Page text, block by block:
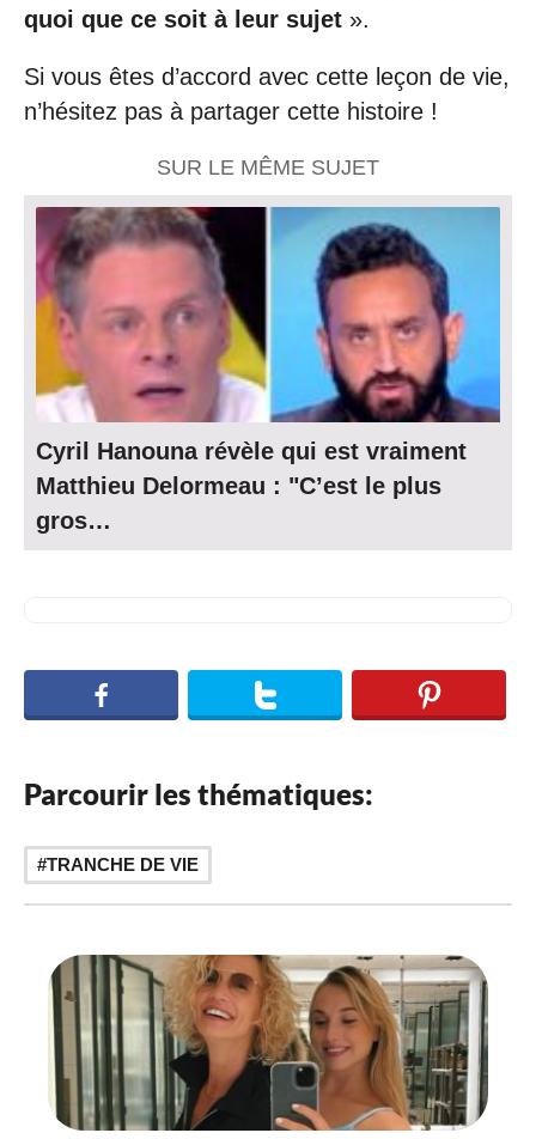
quoi que ce soit à leur sujet ».
Si vous êtes d’accord avec cette leçon de vie,
n’hésitez pas à partager cette histoire !
SUR LE MÊME SUJET
Cyril Hanouna révèle qui est vraiment
Matthieu Delormeau : "C’est le plus
gros…
Parcourir les thématiques:
TRANCHE DE VIE